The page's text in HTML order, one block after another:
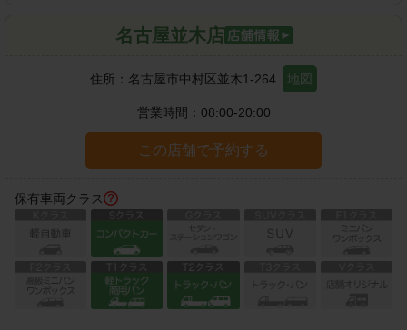
名古屋並木店
住所： 名古屋市中村区並木1-264 地図
営業時間： 08:00-20:00
この店舗で予約する
保有車両クラス